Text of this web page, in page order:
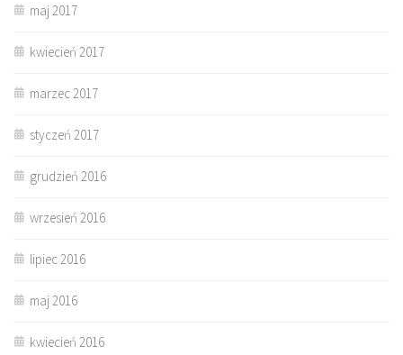
maj 2017
kwiecień 2017
marzec 2017
styczeń 2017
grudzień 2016
wrzesień 2016
lipiec 2016
maj 2016
kwiecień 2016